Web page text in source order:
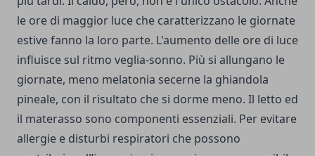
le ore di maggior luce che caratterizzano le giornate
estive fanno la loro parte. L'aumento delle ore di luce
influisce sul ritmo veglia-sonno. Più si allungano le
giornate, meno melatonia secerne la ghiandola
pineale, con il risultato che si dorme meno. Il letto ed
il materasso sono componenti essenziali. Per evitare
allergie e disturbi respiratori che possono